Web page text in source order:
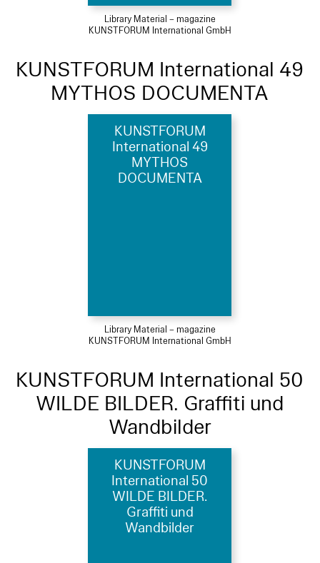
Library Material – magazine
KUNSTFORUM International GmbH
KUNSTFORUM International 49
MYTHOS DOCUMENTA
KUNSTFORUM
International 49
MYTHOS
DOCUMENTA
Library Material – magazine
KUNSTFORUM International GmbH
KUNSTFORUM International 50
WILDE BILDER. Graffiti und
Wandbilder
KUNSTFORUM
International 50
WILDE BILDER.
Graffiti und
Wandbilder